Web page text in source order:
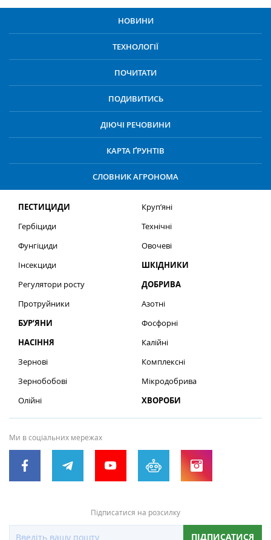
НОВИНИ
ТЕХНОЛОГІЇ
ПОЧИТАТИ
ПОДИВИТИСЬ
ДІЮЧІ РЕЧОВИНИ
КАРТА ҐРУНТІВ
СЛОВНИК АГРОНОМА
ПЕСТИЦИДИ
Гербіциди
Фунгіциди
Інсекциди
Регулятори росту
Протруйники
БУР’ЯНИ
НАСІННЯ
Зернові
Зернобобові
Олійні
Круп’яні
Технічні
Овочеві
ШКІДНИКИ
ДОБРИВА
Азотні
Фосфорні
Калійні
Комплексні
Мікродобрива
ХВОРОБИ
Ми в соціальних мережах
Підписатися на розсилку
ПІДПИСАТИСЯ